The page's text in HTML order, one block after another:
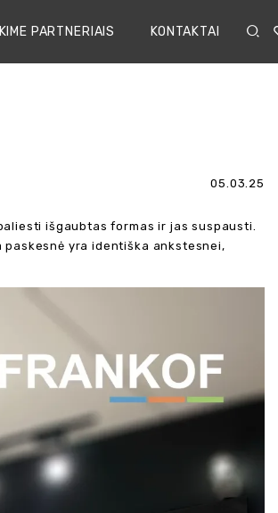
PARTNERIAIS KONTAKTAI
05.03.25
išgaubtas formas ir jas suspausti.
yra identiška ankstesnei,